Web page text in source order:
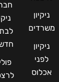
ניקיון
משרדים
ניקיון
לפני
אכלוס